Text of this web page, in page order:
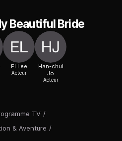
TV /
& Aventure /
Beautiful Bride
El Lee
Acteur
Han-chul
Jo
Acteur